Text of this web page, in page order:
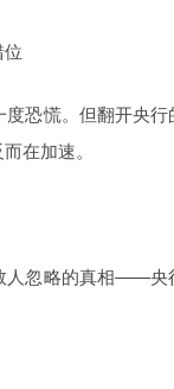
恐慌。但翻开央
在加速。
人忽略的真相——央